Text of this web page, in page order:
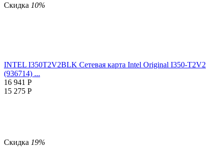
Скидка 10%
INTEL I350T2V2BLK Сетевая карта Intel Original I350-T2V2
(936714) ...
16 941 Р
15 275 Р
Скидка 19%